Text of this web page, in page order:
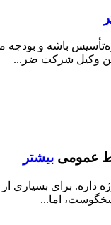
باشه و بودجه
وکیل شرکت ضر...
عمومی بیشتر
داره. برای بسیاری
اما...